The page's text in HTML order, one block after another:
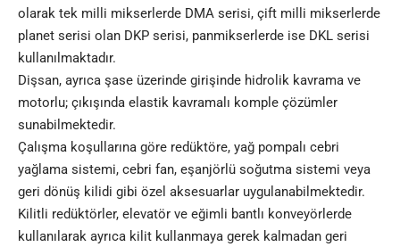
olarak tek milli mikserlerde DMA serisi, çift milli mikserlerde
planet serisi olan DKP serisi, panmikserlerde ise DKL serisi
kullanılmaktadır.
Dişsan, ayrıca şase üzerinde girişinde hidrolik kavrama ve
motorlu; çıkışında elastik kavramalı komple çözümler
sunabilmektedir.
Çalışma koşullarına göre redüktöre, yağ pompalı cebri
yağlama sistemi, cebri fan, eşanjörlü soğutma sistemi veya
geri dönüş kilidi gibi özel aksesuarlar uygulanabilmektedir.
Kilitli redüktörler, elevatör ve eğimli bantlı konveyörlerde
kullanılarak ayrıca kilit kullanmaya gerek kalmadan geri